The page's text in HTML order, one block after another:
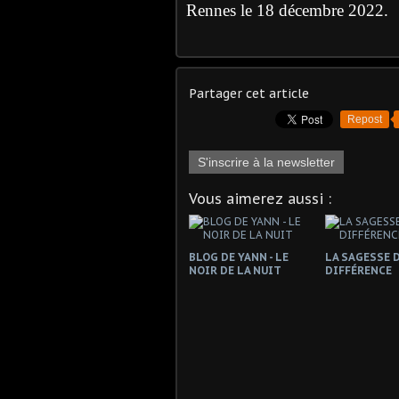
Rennes le 18 décembre 2022.
Partager cet article
Repost
S'inscrire à la newsletter
Vous aimerez aussi :
BLOG DE YANN - LE
NOIR DE LA NUIT
LA SAGESSE
DIFFÉRENCE